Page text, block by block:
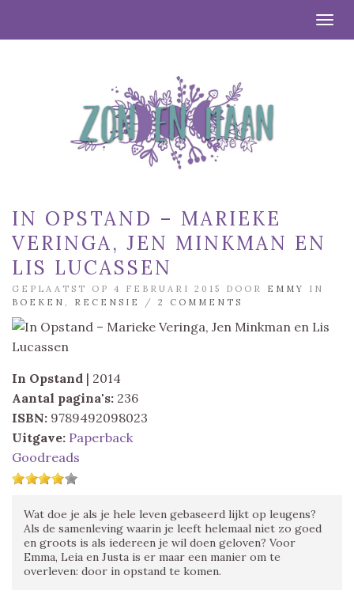
IN OPSTAND – MARIEKE
VERINGA, JEN MINKMAN EN
LIS LUCASSEN
GEPLAATST OP 4 FEBRUARI 2015 DOOR EMMY
IN
BOEKEN
RECENSIE / 2 COMMENTS
In Opstand | 2014
Aantal pagina's: 236
ISBN: 9789492098023
Uitgave: Paperback
Goodreads
Wat doe je als je hele leven gebaseerd lijkt op leugens?
Als de samenleving waarin je leeft helemaal niet zo goed
en groots is als iedereen je wil doen geloven? Voor
Emma, Leia en Justa is er maar een manier om te
overleven: door in opstand te komen.